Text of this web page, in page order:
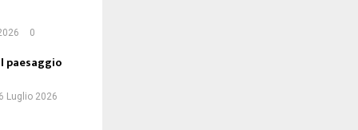
0
paesaggio
Luglio 2026